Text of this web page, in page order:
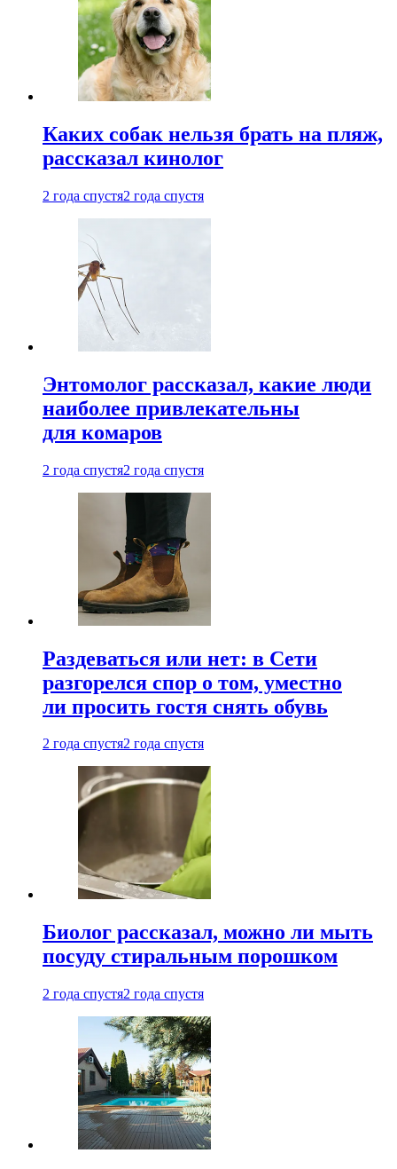
Каких собак нельзя брать на пляж,
рассказал кинолог
2 года спустя2 года спустя
Энтомолог рассказал, какие люди
наиболее привлекательны
для комаров
2 года спустя2 года спустя
Раздеваться или нет: в Сети
разгорелся спор о том, уместно
ли просить гостя снять обувь
2 года спустя2 года спустя
Биолог рассказал, можно ли мыть
посуду стиральным порошком
2 года спустя2 года спустя